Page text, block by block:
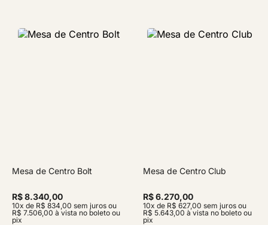
Mesa de Centro Bolt
R$ 8.340,00
10x de R$ 834,00 sem juros ou
R$ 7.506,00 à vista no boleto ou
pix
Mesa de Centro Club
R$ 6.270,00
10x de R$ 627,00 sem juros ou
R$ 5.643,00 à vista no boleto ou
pix